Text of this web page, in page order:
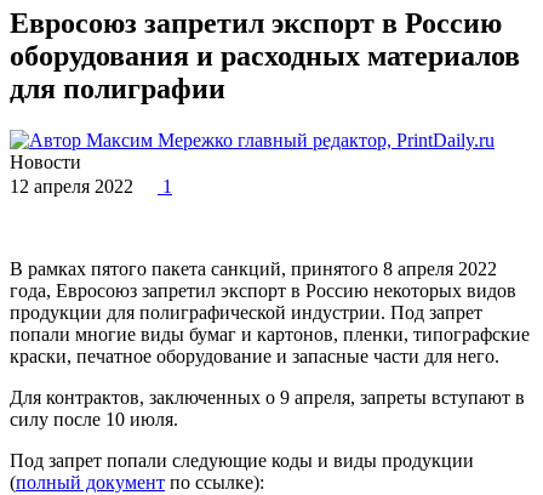
Евросоюз запретил экспорт в Россию
оборудования и расходных материалов
для полиграфии
Максим Мережко главный редактор, PrintDaily.ru
Новости
12 апреля 2022
1
В рамках пятого пакета санкций, принятого 8 апреля 2022
года, Евросоюз запретил экспорт в Россию некоторых видов
продукции для полиграфической индустрии. Под запрет
попали многие виды бумаг и картонов, пленки, типографские
краски, печатное оборудование и запасные части для него.
Для контрактов, заключенных о 9 апреля, запреты вступают в
силу после 10 июля.
Под запрет попали следующие коды и виды продукции
(полный документ по ссылке):